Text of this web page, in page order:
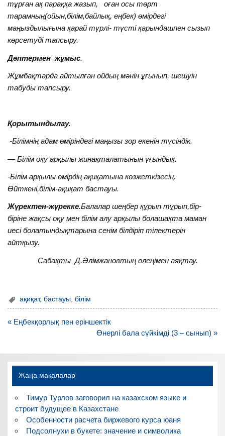
тұрған ақ параққа жазып, оған осы төрт
тарамның(ойын,білім,байлық, еңбек) өмірдегі
маңыздылығына қарай түрлі- түсті қарындашпен сызып
көрсетуді тапсыру.
Дәптермен жұмыс.
Жұмбақтарда айтылған ойдың мәнін ұғынып, шешуін
табуды тапсыру.
Қорытындылау.
-Білімнің адам өміріндегі маңызы зор екенін түсіндік.
— Білім оқу арқылы жинақталатынын ұғындық.
-Білім арқылы өмірдің ақиқатына көзжеткізесің.
Өйткені,білім-ақиқат бастауы.
Жүректен-жүрекке.Балалар шеңбер құрып тұрып,бір-
біріне жақсы оқу мен білім алу арқылы болашақта маман
иесі болатындықтарына сенім білдіріп тілектерін
айтқызу.
Сабақты Д.Әлімжановтың өлеңімен аяқтау.
ақиқат,бастауы ,білім
Навигация
« Еңбекқорлық пен еріншектік
Өнерлі бала сүйкімді (3 – сынып) »
Жаңа мақалалар
Тимур Турлов заговорил на казахском языке и
строит будущее в Казахстане
Особенности расчета биржевого курса юаня
Подсолнухи в букете: значение и символика